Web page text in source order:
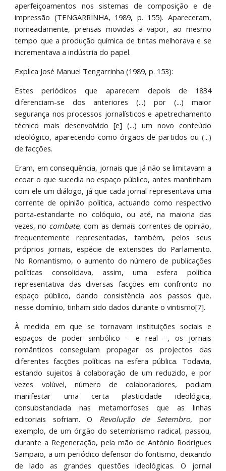
aperfeiçoamentos nos sistemas de composição e de
impressão (TENGARRINHA, 1989, p. 155). Apareceram,
nomeadamente, prensas movidas a vapor, ao mesmo
tempo que a produção química de tintas melhorava e se
incrementava a indústria do papel.
Explica José Manuel Tengarrinha (1989, p. 153):
Estes periódicos que aparecem depois de 1834
diferenciam-se dos anteriores (...) por (...) maior
segurança nos processos jornalísticos e apetrechamento
técnico mais desenvolvido [e] (...) um novo conteúdo
ideológico, aparecendo como órgãos de partidos ou (...)
de facções.
Eram, em consequência, jornais que já não se limitavam a
ecoar o que sucedia no espaço público, antes mantinham
com ele um diálogo, já que cada jornal representava uma
corrente de opinião política, actuando como respectivo
porta-estandarte no colóquio, ou até, na maioria das
vezes, no combate, com as demais correntes de opinião,
frequentemente representadas, também, pelos seus
próprios jornais, espécie de extensões do Parlamento.
No Romantismo, o aumento do número de publicações
políticas consolidava, assim, uma esfera política
representativa das diversas facções em confronto no
espaço público, dando consistência aos passos que,
nesse domínio, tinham sido dados durante o vintismo[7].
À medida em que se tornavam instituições sociais e
espaços de poder simbólico – e real –, os jornais
românticos conseguiam propagar os projectos das
diferentes facções políticas na esfera pública. Todavia,
estando sujeitos à colaboração de um reduzido, e por
vezes volúvel, número de colaboradores, podiam
manifestar uma certa plasticidade ideológica,
consubstanciada nas metamorfoses que as linhas
editoriais sofriam. O Revolução de Setembro, por
exemplo, de um órgão do setembrismo radical, passou,
durante a Regeneração, pela mão de António Rodrigues
Sampaio, a um periódico defensor do fontismo, deixando
de lado as grandes questões ideológicas. O jornal